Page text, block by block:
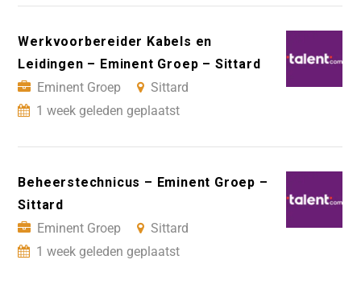
Werkvoorbereider Kabels en
Leidingen – Eminent Groep – Sittard
Eminent Groep
Sittard
1 week geleden geplaatst
Beheerstechnicus – Eminent Groep –
Sittard
Eminent Groep
Sittard
1 week geleden geplaatst